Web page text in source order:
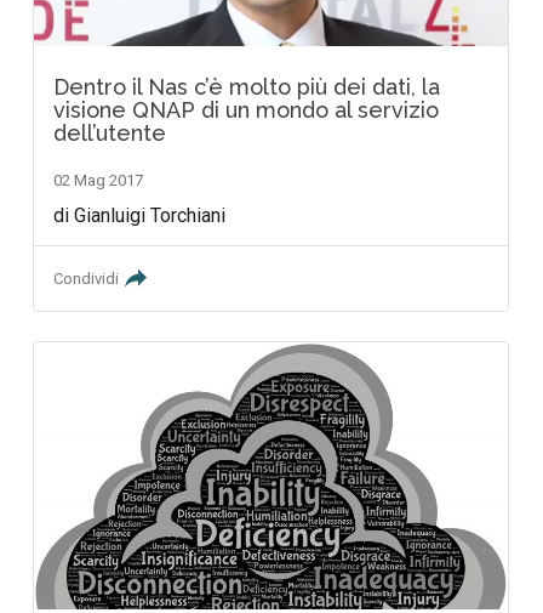
Dentro il Nas c’è molto più dei dati, la
visione QNAP di un mondo al servizio
dell’utente
02 Mag 2017
di Gianluigi Torchiani
Condividi